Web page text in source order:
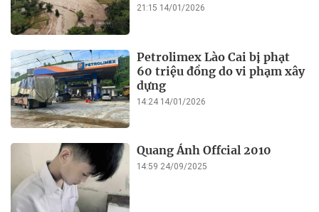
21:15 14/01/2026
Petrolimex Lào Cai bị phạt
60 triệu đồng do vi phạm xây
dựng
14:24 14/01/2026
Quang Ánh Offcial 2010
14:59 24/09/2025